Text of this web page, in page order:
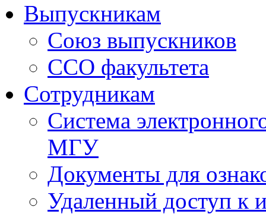
Выпускникам
Союз выпускников
ССО факультета
Сотрудникам
Система
МГУ
Документы для
Удаленный доступ к